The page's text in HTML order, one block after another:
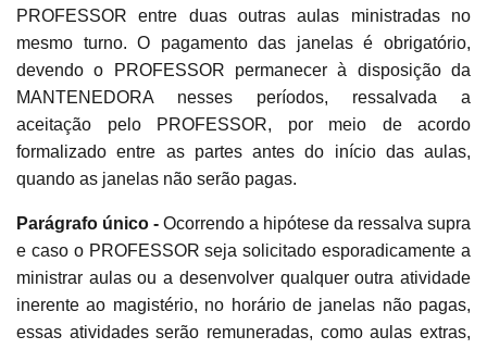
PROFESSOR entre duas outras aulas ministradas no
mesmo turno. O pagamento das janelas é obrigatório,
devendo o PROFESSOR permanecer à disposição da
MANTENEDORA nesses períodos, ressalvada a
aceitação pelo PROFESSOR, por meio de acordo
formalizado entre as partes antes do início das aulas,
quando as janelas não serão pagas.
Parágrafo único - Ocorrendo a hipótese da ressalva supra
e caso o PROFESSOR seja solicitado esporadicamente a
ministrar aulas ou a desenvolver qualquer outra atividade
inerente ao magistério, no horário de janelas não pagas,
essas atividades serão remuneradas, como aulas extras,